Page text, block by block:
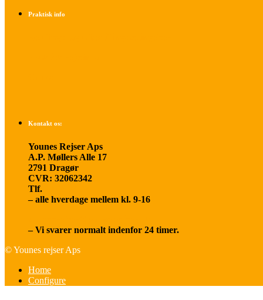
Praktisk info
Kontakt os:
Younes Rejser Aps
A.P. Møllers Alle 17
2791 Dragør
CVR: 32062342
Tlf.
– alle hverdage mellem kl. 9-16
– Vi svarer normalt indenfor 24 timer.
© Younes rejser Aps
Home
Configure